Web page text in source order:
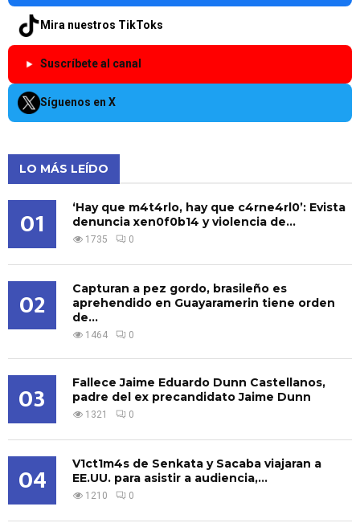
Mira nuestros TikToks
Suscríbete al canal
Síguenos en X
LO MÁS LEÍDO
01
‘Hay que m4t4rlo, hay que c4rne4rl0’: Evista
denuncia xen0f0b14 y violencia de...
1735 0
02
Capturan a pez gordo, brasileño es
aprehendido en Guayaramerin tiene orden
de...
1464 0
03
Fallece Jaime Eduardo Dunn Castellanos,
padre del ex precandidato Jaime Dunn
1321 0
04
V1ct1m4s de Senkata y Sacaba viajaran a
EE.UU. para asistir a audiencia,...
1210 0